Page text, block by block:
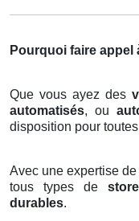
Pourquoi faire appel
Que vous ayez des
automatisés, ou
disposition pour
Avec une expertise
tous types de
durables.